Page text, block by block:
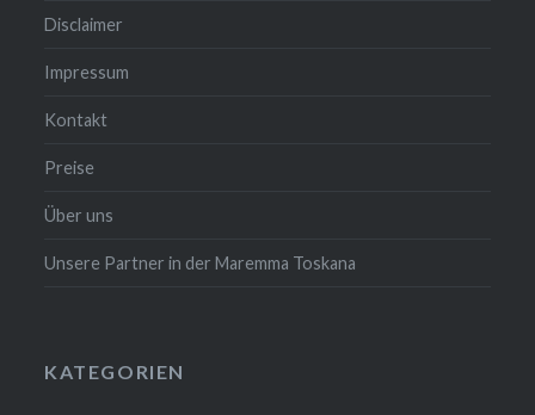
Disclaimer
Impressum
Kontakt
Preise
Über uns
Unsere Partner in der Maremma Toskana
KATEGORIEN